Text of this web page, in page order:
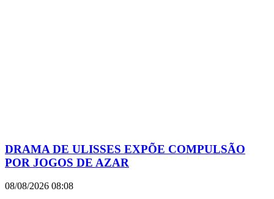
DRAMA DE ULISSES EXPÕE COMPULSÃO
POR JOGOS DE AZAR
08/08/2026 08:08